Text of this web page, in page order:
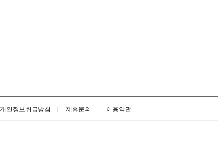
개인정보취급방침 제휴문의 이용약관